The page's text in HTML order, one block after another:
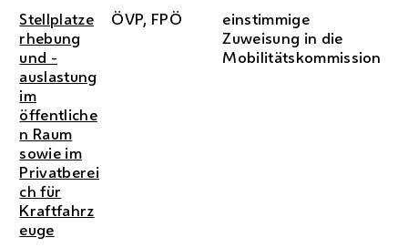
Stellplatze
rhebung
und -
auslastung
im
öffentliche
n Raum
sowie im
Privatberei
ch für
Kraftfahrz
euge
ÖVP, FPÖ
einstimmige
Zuweisung in die
Mobilitätskommission